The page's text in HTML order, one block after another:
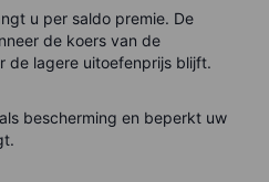
u per saldo premie. De
de koers van de
de lagere uitoefenprijs blijft.
bescherming en beperkt uw